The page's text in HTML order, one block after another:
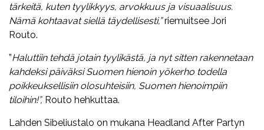
tärkeitä, kuten tyylikkyys, arvokkuus ja visuaalisuus.
Nämä kohtaavat siellä täydellisesti,”riemuitsee Jori
Routo.
”Haluttiin tehdä jotain tyylikästä, ja nyt sitten rakennetaan
kahdeksi päiväksi Suomen hienoin yökerho todella
poikkeuksellisiin olosuhteisiin, Suomen hienoimpiin
tiloihin!”, Routo hehkuttaa.
Lahden Sibeliustalo on mukana Headland After Partyn